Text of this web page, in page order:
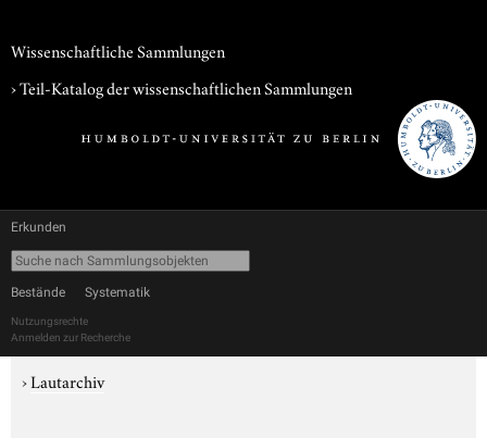
Wissenschaftliche Sammlungen
› Teil-Katalog der wissenschaftlichen Sammlungen
Erkunden
Bestände Systematik
Nutzungsrechte
Anmelden zur Recherche
›Lautarchiv